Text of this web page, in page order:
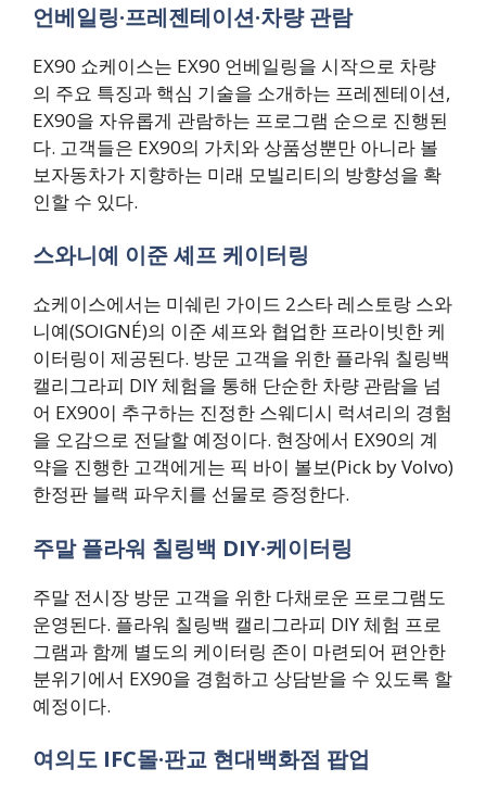
언베일링·프레젠테이션·차량 관람
EX90 쇼케이스는 EX90 언베일링을 시작으로 차량
의 주요 특징과 핵심 기술을 소개하는 프레젠테이션,
EX90을 자유롭게 관람하는 프로그램 순으로 진행된
다. 고객들은 EX90의 가치와 상품성뿐만 아니라 볼
보자동차가 지향하는 미래 모빌리티의 방향성을 확
인할 수 있다.
스와니예 이준 셰프 케이터링
쇼케이스에서는 미쉐린 가이드 2스타 레스토랑 스와
니예(SOIGNÉ)의 이준 셰프와 협업한 프라이빗한 케
이터링이 제공된다. 방문 고객을 위한 플라워 칠링백
캘리그라피 DIY 체험을 통해 단순한 차량 관람을 넘
어 EX90이 추구하는 진정한 스웨디시 럭셔리의 경험
을 오감으로 전달할 예정이다. 현장에서 EX90의 계
약을 진행한 고객에게는 픽 바이 볼보(Pick by Volvo)
한정판 블랙 파우치를 선물로 증정한다.
주말 플라워 칠링백 DIY·케이터링
주말 전시장 방문 고객을 위한 다채로운 프로그램도
운영된다. 플라워 칠링백 캘리그라피 DIY 체험 프로
그램과 함께 별도의 케이터링 존이 마련되어 편안한
분위기에서 EX90을 경험하고 상담받을 수 있도록 할
예정이다.
여의도 IFC몰·판교 현대백화점 팝업